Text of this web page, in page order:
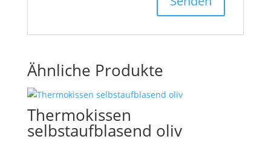
Ähnliche Produkte
Thermokissen
selbstaufblasend oliv